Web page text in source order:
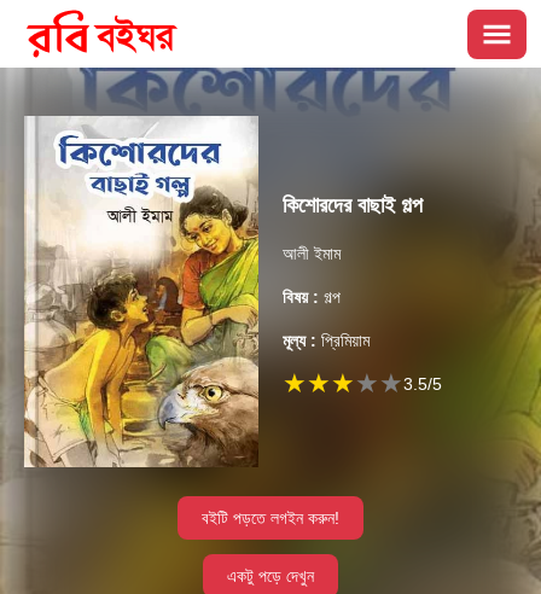
কিশোরদের বাছাই গল্প
আলী ইমাম
বিষয় : গল্প
মূল্য : প্রিমিয়াম
★★★★★3.5/5
বইটি পড়তে লগইন করুন!
একটু পড়ে দেখুন